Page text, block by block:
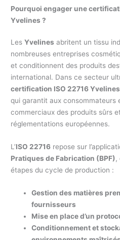
Pourquoi engager une
Yvelines ?
LesYvelines abritent un tissu
nombreuses entreprises
et conditionnent des produits
international. Dans ce secteur
certification ISO 22716 Yvelines
qui garantit aux consommateurs
commerciaux des produits sûrs
réglementations européennes.
L’ISO 22716 repose sur
Pratiques de Fabrication (BPF),
étapes du cycle de production :
Gestion des matières
fournisseurs
Mise en place d’un
Conditionnement et